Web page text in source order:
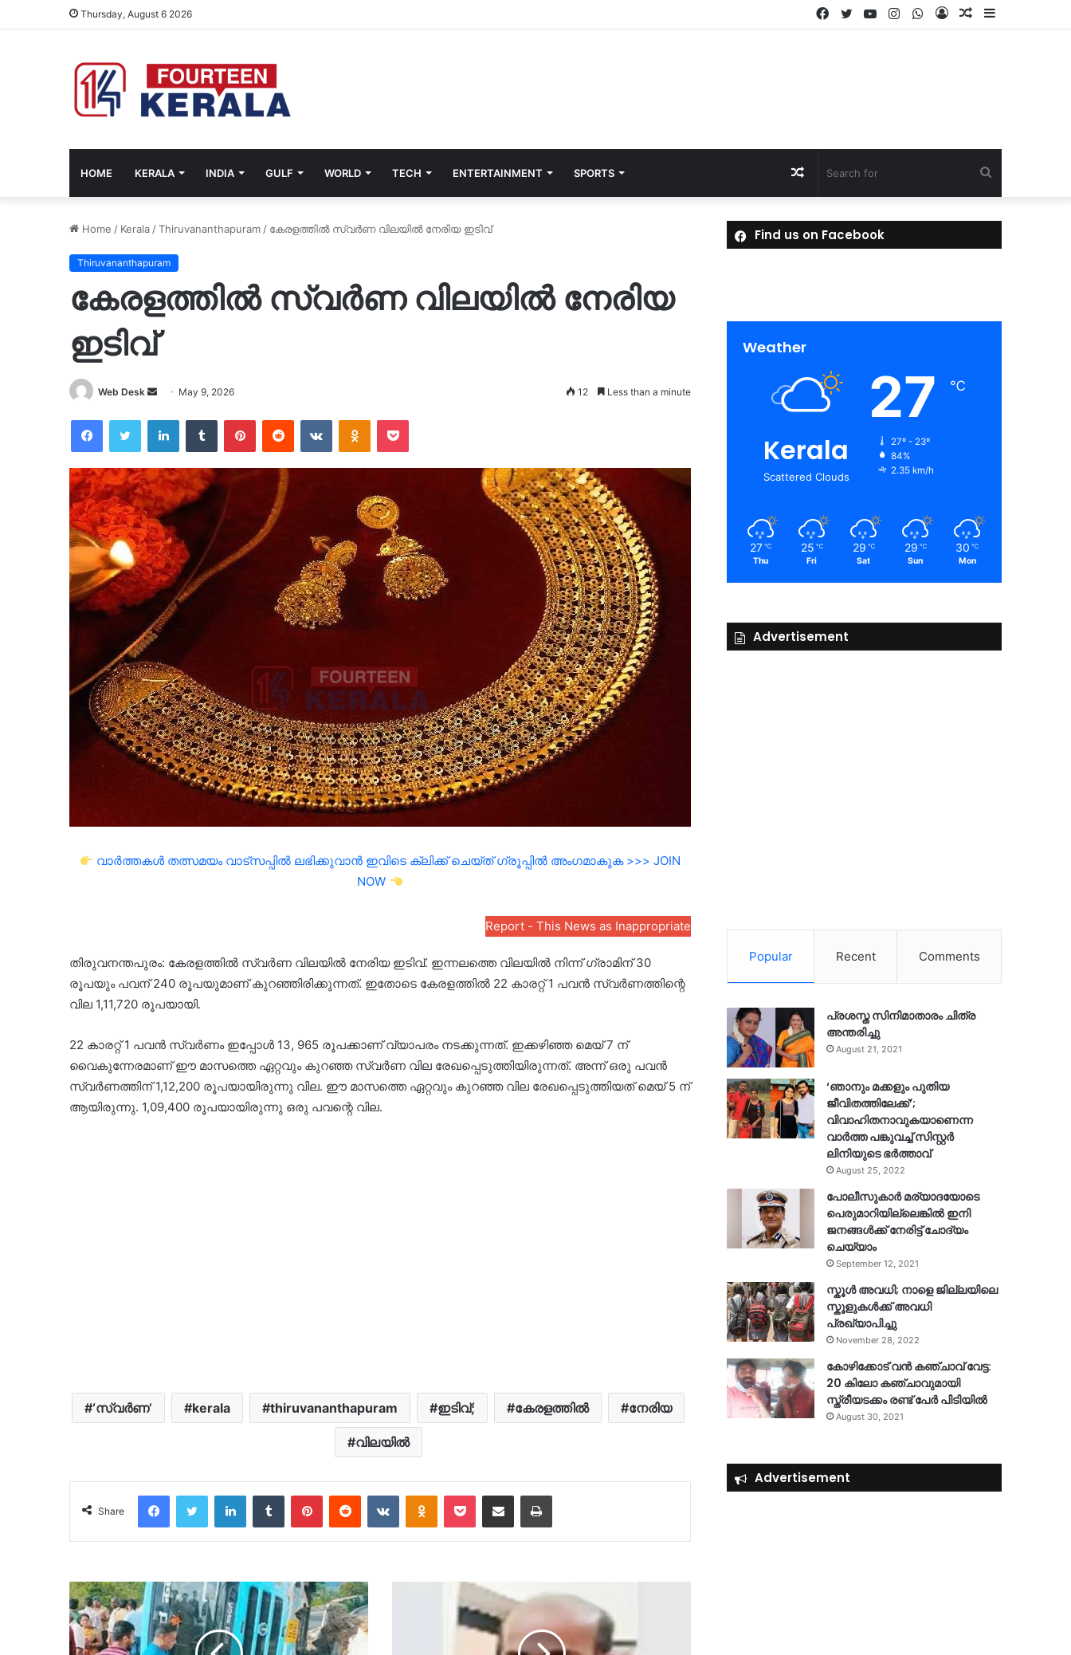
Thursday, August 6 2026 Sidebar
Random
Log
WhatsApp
Instagram
YouTube
Twitter
Facebook
HOME KERALA INDIA GULF WORLD TECH ENTERTAINMENT SPORTS
for
Random
Article
Home / Kerala /Thiruvananthapuram / കേരളത്തിൽ സ്വർണ വിലയിൽ നേരിയ ഇടിവ്
Thiruvananthapuram
കേരളത്തിൽ സ്വർണ വിലയിൽ നേരിയ
ഇടിവ്
Web Desk
Send
email
May 9, 2026 12 Less than a minute
FacebookTwitter LinkedInTumblr PinterestReddit VKontakteOdnoklassniki
Pocket
വാർത്തകൾ തത്സമയം വാട്സപ്പിൽ ലഭിക്കുവാൻ ഇവിടെ ക്ലിക്ക് ചെയ്ത് ഗ്രൂപ്പിൽ അംഗമാകുക >>> JOIN
NOW
Report - This News as Inappropriate
തിരുവനന്തപുരം: കേരളത്തിൽ സ്വർണ വിലയിൽ നേരിയ ഇടിവ്. ഇന്നലത്തെ വിലയിൽ നിന്ന് ഗ്രാമിന് 30
രൂപയും പവന് 240 രൂപയുമാണ് കുറഞ്ഞിരിക്കുന്നത്. ഇതോടെ കേരളത്തിൽ 22 കാരറ്റ് 1 പവൻ സ്വർണത്തിന്റെ
വില 1,11,720 രൂപയായി.
22 കാരറ്റ് 1 പവൻ സ്വർണം ഇപ്പോൾ 13, 965 രൂപക്കാണ് വ്യാപരം നടക്കുന്നത്. ഇക്കഴിഞ്ഞ മെയ് 7 ന്
വൈകുന്നേരമാണ് ഈ മാസത്തെ ഏറ്റവും കുറഞ്ഞ സ്വർണ വില രേഖപ്പെടുത്തിയിരുന്നത്. അന്ന് ഒരു പവൻ
സ്വർണത്തിന് 1,12,200 രൂപയായിരുന്നു വില. ഈ മാസത്തെ ഏറ്റവും കുറഞ്ഞ വില രേഖപ്പെടുത്തിയത് മെയ് 5 ന്
ആയിരുന്നു. 1,09,400 രൂപയായിരുന്നു ഒരു പവന്റെ വില.
‘സ്വർണ’ kerala thiruvananthapuram ഇടിവ്; കേരളത്തിൽ നേരിയ
വിലയിൽ
Share
FacebookTwitter LinkedInTumblr PinterestReddit VKontakteOdnoklassniki
Pocket Share via Email Print
Find us on Facebook
Weather
Kerala
Scattered Clouds
27 ℃
27º - 23º
84%
2.35 km/h
27 ℃
Thu
25 ℃
Fri
29 ℃
Sat
29 ℃
Sun
30 ℃
Mon
Advertisement
Popular Recent Comments
പ്രശസ്ത സിനിമാതാരം ചിത്ര
അന്തരിച്ചു
August 21, 2021
‘ഞാനും മക്കളും പുതിയ
ജീവിതത്തിലേക്ക്’;
വിവാഹിതനാവുകയാണെന്ന
വാർത്ത പങ്കുവച്ച് സിസ്റ്റർ
ലിനിയുടെ ഭർത്താവ്
August 25, 2022
പോലീസുകാര്‍ മര്യാദയോടെ
പെരുമാറിയില്ലെങ്കില്‍ ഇനി
ജനങ്ങള്‍ക്ക് നേരിട്ട് ചോദ്യം
ചെയ്യാം
September 12, 2021
സ്കൂൾ അവധി; നാളെ ജില്ലയിലെ
സ്കൂളുകൾക്ക് അവധി
പ്രഖ്യാപിച്ചു
November 28, 2022
കോഴിക്കോട് വൻ കഞ്ചാവ് വേട്ട:
20 കിലോ കഞ്ചാവുമായി
സ്ത്രീയടക്കം രണ്ട് പേർ പിടിയിൽ
August 30, 2021
Advertisement